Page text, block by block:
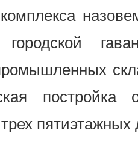
городской
пятиэтажных